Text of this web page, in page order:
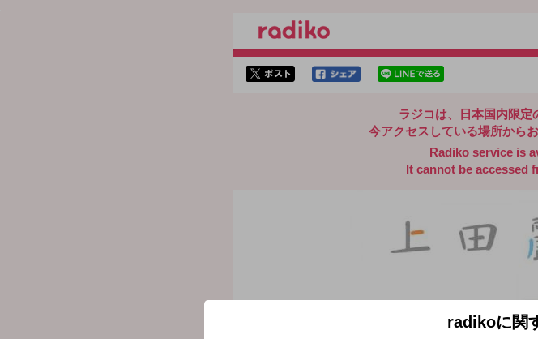
ラジコは、日本国内限定
今アクセスしている場所から
Radiko service is
It cannot be accessed
radikoに関